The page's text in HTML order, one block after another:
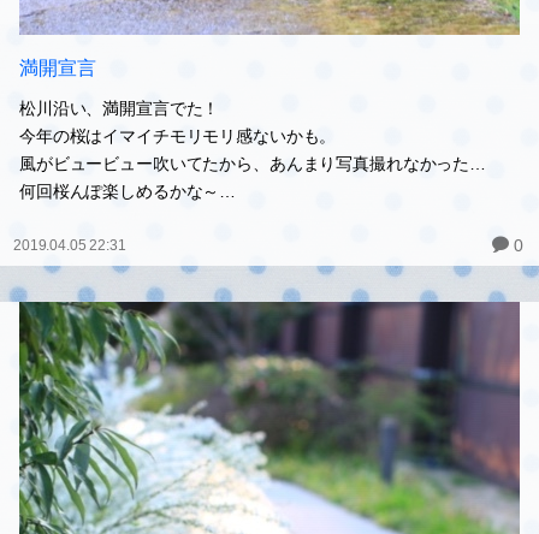
満開宣言
松川沿い、満開宣言でた！
今年の桜はイマイチモリモリ感ないかも。
風がビュービュー吹いてたから、あんまり写真撮れなかった…
何回桜んぽ楽しめるかな～…
2019.04.05 22:31 0